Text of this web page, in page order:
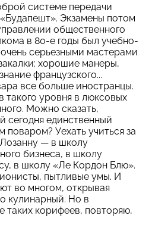
системе передачи
Экзамены потом
общественного
в 80-е годы был учебно-
серьезными мастерами
хорошие манеры,
французского...
все больше иностранцы.
такого уровня в люксовых
Можно сказать,
сегодня единственный
Уехать учиться за
— в школу
бизнеса, в школу
в школу «Ле Кордон Блю».
пытливые умы. И
во многом, открывая
кулинарный. Но в
таких корифеев, повторяю,